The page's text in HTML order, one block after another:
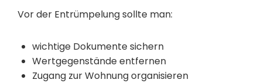
Vor der Entrümpelung sollte man:
wichtige Dokumente sichern
Wertgegenstände entfernen
Zugang zur Wohnung organisieren